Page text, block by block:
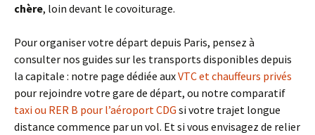
chère, loin devant le covoiturage.
Pour organiser votre départ depuis Paris, pensez à
consulter nos guides sur les transports disponibles depuis
la capitale : notre page dédiée auxVTC et chauffeurs privés
pour rejoindre votre gare de départ, ou notre comparatif
taxi ou RER B pour l’aéroport CDG si votre trajet longue
distance commence par un vol. Et si vous envisagez de relier